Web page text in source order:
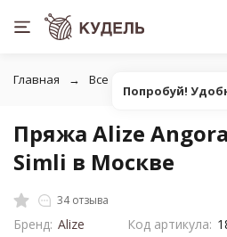
Главная Все для вязания
Пряжа Alize
Simli в Москве
34 отзыва
Бренд: Alize Код артикула:
Попробуй!